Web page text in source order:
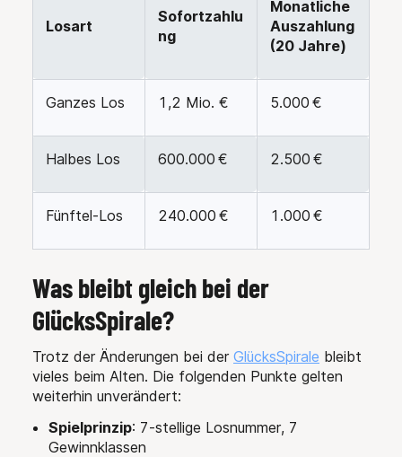
Losart
Sofortzahlu
ng
Monatliche
Auszahlung
(20 Jahre)
Ganzes Los 1,2 Mio. € 5.000 €
Halbes Los 600.000 € 2.500 €
Fünftel-Los 240.000 € 1.000 €
Was bleibt gleich bei der
GlücksSpirale?
Trotz der Änderungen bei der GlücksSpirale bleibt
vieles beim Alten. Die folgenden Punkte gelten
weiterhin unverändert:
Spielprinzip: 7-stellige Losnummer, 7
Gewinnklassen